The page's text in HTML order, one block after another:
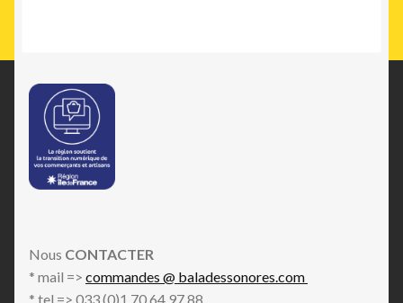
Nous CONTACTER
* mail => commandes @ baladessonores.com
* tel => 033 (0)1 70 64 97 88